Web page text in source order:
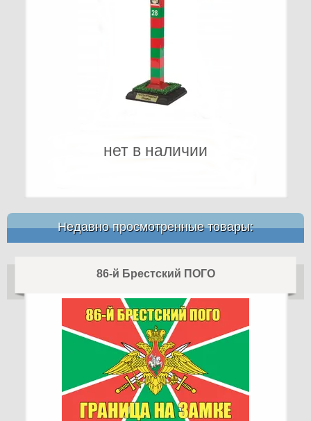
нет в наличии
Недавно просмотренные товары:
86-й Брестский ПОГО